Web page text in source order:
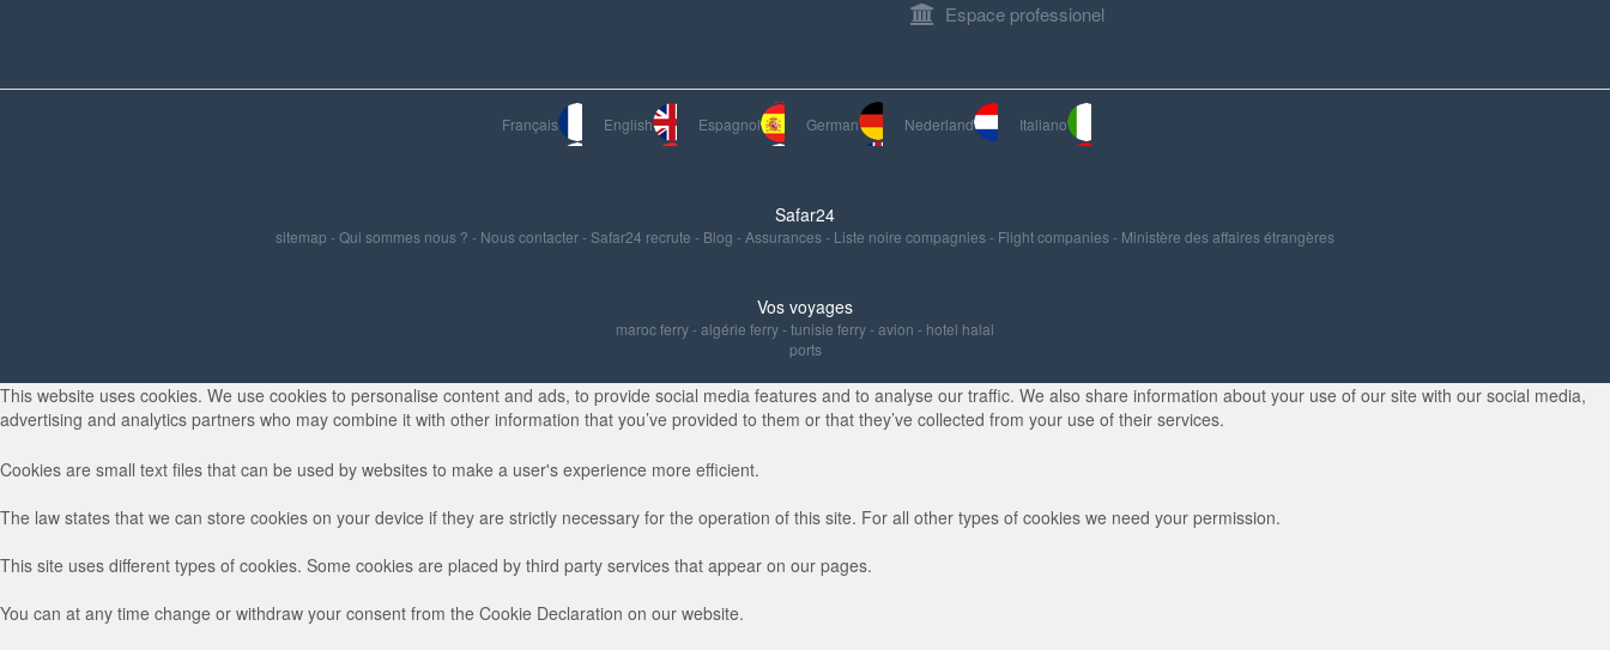
Espace professionel
Français English Espagnol German Nederland Italiano
Safar24
sitemap -Qui sommes nous ? - Nous contacter-Safar24 recrute - Blog - Assurances- Liste noire compagnies- Flight companies- Ministère des affaires étrangères
Vos voyages
maroc ferry-algérie ferry-tunisie ferry-avion - hotel halal
ports
This website uses cookies. We use cookies to personalise content and ads, to provide social media features and to analyse our traffic. We also share information about your use of our site with our social media,
advertising and analytics partners who may combine it with other information that you’ve provided to them or that they’ve collected from your use of their services.
Cookies are small text files that can be used by websites to make a user's experience more efficient.
The law states that we can store cookies on your device if they are strictly necessary for the operation of this site. For all other types of cookies we need your permission.
This site uses different types of cookies. Some cookies are placed by third party services that appear on our pages.
You can at any time change or withdraw your consent from the Cookie Declaration on our website.